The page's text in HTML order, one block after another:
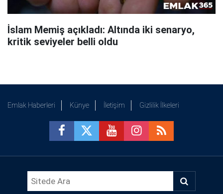
İslam Memiş açıkladı: Altında iki senaryo,
kritik seviyeler belli oldu
Emlak Haberleri Künye İletişim Gizlilik İlkeleri